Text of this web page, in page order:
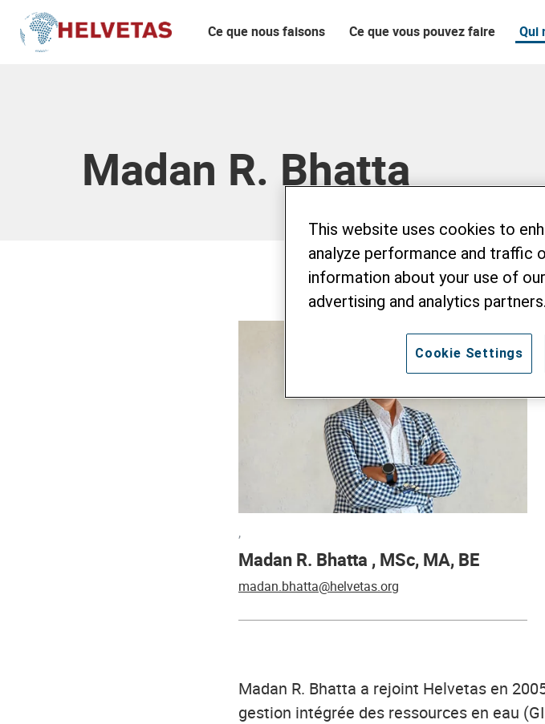
Ce que nous faisons Ce que vous pouvez faire Qui
Madan R. Bhatta
,
Madan R. Bhatta , MSc, MA, BE
madan.bhatta@helvetas.org
Madan R. Bhatta a rejoint Helvetas en
gestion intégrée des ressources en eau
This website uses cookies to
analyze performance and traffic
information about your use of
advertising and analytics partners.
Cookie Settings